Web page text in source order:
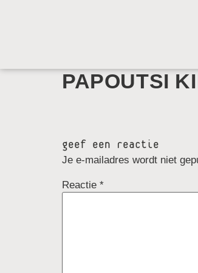
PAPOUTSI
geef een reactie
Je e-mailadres wordt niet
Reactie *